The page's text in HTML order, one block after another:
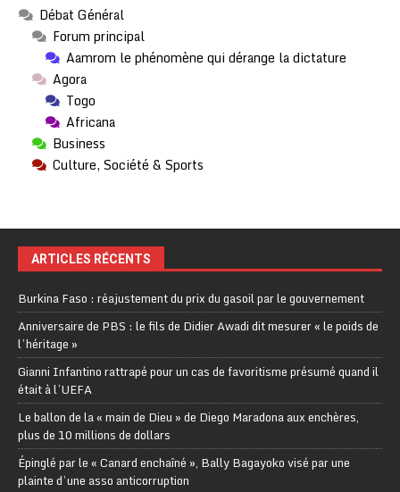
Débat Général
Forum principal
Aamrom le phénomène qui dérange la dictature
Agora
Togo
Africana
Business
Culture, Société & Sports
ARTICLES RÉCENTS
Burkina Faso : réajustement du prix du gasoil par le gouvernement
Anniversaire de PBS : le fils de Didier Awadi dit mesurer « le poids de
l’héritage »
Gianni Infantino rattrapé pour un cas de favoritisme présumé quand il
était à l’UEFA
Le ballon de la « main de Dieu » de Diego Maradona aux enchères,
plus de 10 millions de dollars
Épinglé par le « Canard enchaîné », Bally Bagayoko visé par une
plainte d’une asso anticorruption